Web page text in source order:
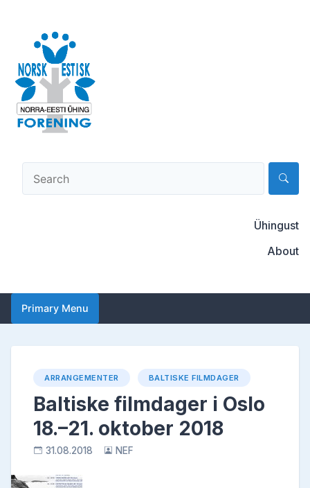
content
Norsk-estisk forening
Ühingust
About
Primary Menu
ARRANGEMENTER BALTISKE FILMDAGER
Baltiske filmdager i Oslo
18.–21. oktober 2018
31.08.2018 NEF